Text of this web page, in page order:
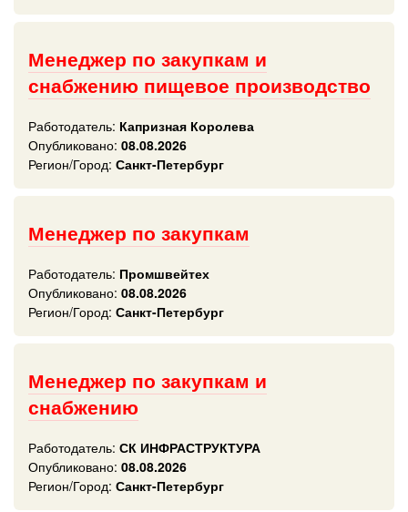
Менеджер по закупкам и
снабжению пищевое производство
Работодатель: Капризная Королева
Опубликовано: 08.08.2026
Регион/Город: Санкт-Петербург
Менеджер по закупкам
Работодатель: Промшвейтех
Опубликовано: 08.08.2026
Регион/Город: Санкт-Петербург
Менеджер по закупкам и
снабжению
Работодатель: СК ИНФРАСТРУКТУРА
Опубликовано: 08.08.2026
Регион/Город: Санкт-Петербург